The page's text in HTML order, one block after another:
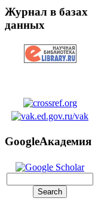
Журнал в базах
данных
GoogleАкадемия